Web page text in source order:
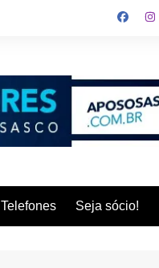
Telefones Seja sócio!